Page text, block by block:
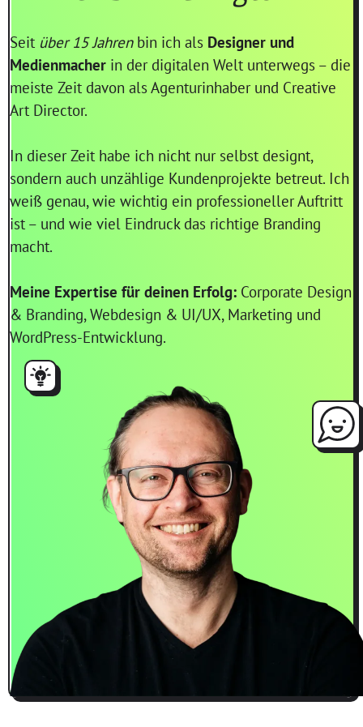
Seit über 15 Jahrenbin ich als Designer und
Medienmacher in der digitalen Welt unterwegs – die
meiste Zeit davon als Agenturinhaber und Creative
Art Director.
In dieser Zeit habe ich nicht nur selbst designt,
sondern auch unzählige Kundenprojekte betreut. Ich
weiß genau, wie wichtig ein professioneller Auftritt
ist – und wie viel Eindruck das richtige Branding
macht.
Meine Expertise für deinen Erfolg: Corporate Design
& Branding, Webdesign & UI/UX, Marketing und
WordPress-Entwicklung.